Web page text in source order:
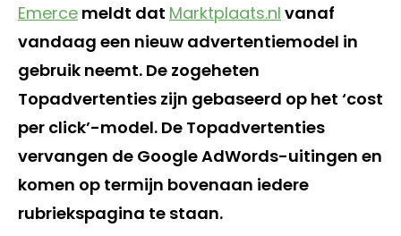
Emerce meldt dat Marktplaats.nl vanaf
vandaag een nieuw advertentiemodel in
gebruik neemt. De zogeheten
Topadvertenties zijn gebaseerd op het ‘cost
per click’-model. De Topadvertenties
vervangen de Google AdWords-uitingen en
komen op termijn bovenaan iedere
rubriekspagina te staan.